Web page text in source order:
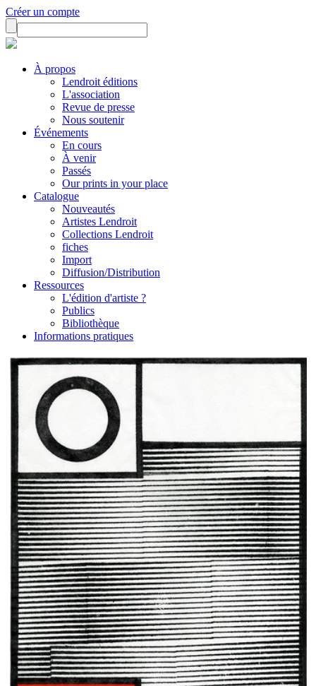
Créer un compte
À propos
Lendroit éditions
L'association
Revue de presse
Nous soutenir
Événements
En cours
À venir
Passés
Our prints in your place
Catalogue
Nouveautés
Artistes Lendroit
Collections Lendroit
fiches
Import
Diffusion/Distribution
Ressources
L'édition d'artiste ?
Publics
Bibliothèque
Informations pratiques